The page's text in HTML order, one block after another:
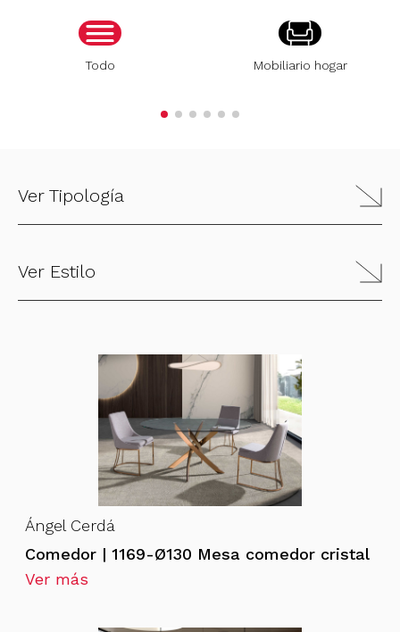
Todo Mobiliario hogar
Ver Tipología
Ver Estilo
Ángel Cerdá
Comedor | 1169-Ø130 Mesa comedor cristal
Ver más